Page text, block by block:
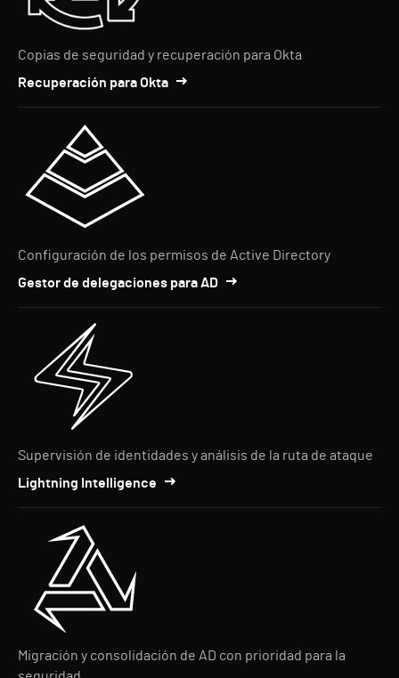
Copias de seguridad y recuperación para Okta
Recuperación para Okta
Configuración de los permisos de Active Directory
Gestor de delegaciones para AD
Supervisión de identidades y análisis de la ruta de ataque
Lightning Intelligence
Migración y consolidación de AD con prioridad para la